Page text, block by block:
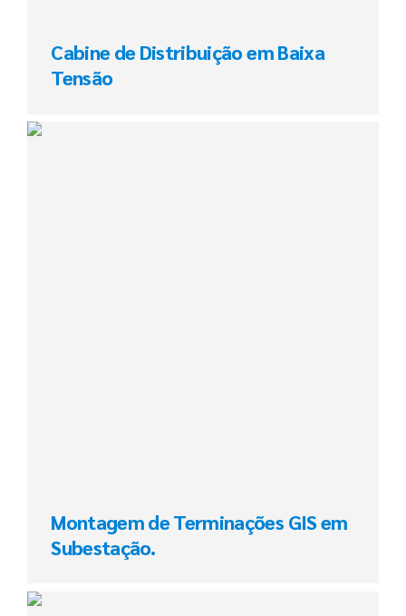
Cabine de Distribuição em Baixa
Tensão
Montagem de Terminações GIS em
Subestação.